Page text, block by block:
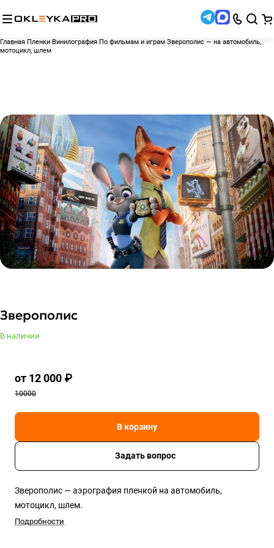
Главная Пленки Винилография По фильмам и играм Зверополис — на автомобиль,
мотоцикл, шлем
Зверополис
В наличии
от 12 000 ₽
10000
В корзину
Задать вопрос
Зверополис — аэрография пленкой на автомобиль,
мотоцикл, шлем.
Подробности